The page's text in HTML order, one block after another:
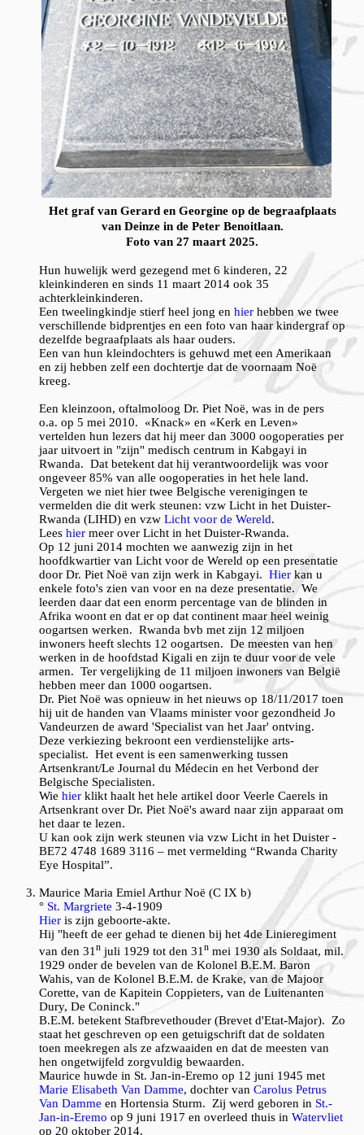
Het graf van Gerard en Georgine op de begraafplaats
van Deinze in de Peter Benoitlaan.
Foto van 27 maart 2025.
Hun huwelijk werd gezegend met 6 kinderen, 22
kleinkinderen en sinds 11 maart 2014 ook 35
achterkleinkinderen.
Een tweelingkindje stierf heel jong en hier hebben we twee
verschillende bidprentjes en een foto van haar kindergraf op
dezelfde begraafplaats als haar ouders.
Een van hun kleindochters is gehuwd met een Amerikaan
en zij hebben zelf een dochtertje dat de voornaam Noë
kreeg.
Een kleinzoon, oftalmoloog Dr. Piet Noë, was in de pers
o.a. op 5 mei 2010. «Knack» en «Kerk en Leven»
vertelden hun lezers dat hij meer dan 3000 oogoperaties per
jaar uitvoert in "zijn" medisch centrum in Kabgayi in
Rwanda. Dat betekent dat hij verantwoordelijk was voor
ongeveer 85% van alle oogoperaties in het hele land.
Vergeten we niet hier twee Belgische verenigingen te
vermelden die dit werk steunen: vzw Licht in het Duister-
Rwanda (LIHD) en vzw Licht voor de Wereld.
Lees hier meer over Licht in het Duister-Rwanda.
Op 12 juni 2014 mochten we aanwezig zijn in het
hoofdkwartier van Licht voor de Wereld op een presentatie
door Dr. Piet Noë van zijn werk in Kabgayi. Hier kan u
enkele foto's zien van voor en na deze presentatie. We
leerden daar dat een enorm percentage van de blinden in
Afrika woont en dat er op dat continent maar heel weinig
oogartsen werken. Rwanda bvb met zijn 12 miljoen
inwoners heeft slechts 12 oogartsen. De meesten van hen
werken in de hoofdstad Kigali en zijn te duur voor de vele
armen. Ter vergelijking de 11 miljoen inwoners van België
hebben meer dan 1000 oogartsen.
Dr. Piet Noë was opnieuw in het nieuws op 18/11/2017 toen
hij uit de handen van Vlaams minister voor gezondheid Jo
Vandeurzen de award 'Specialist van het Jaar' ontving.
Deze verkiezing bekroont een verdienstelijke arts-
specialist. Het event is een samenwerking tussen
Artsenkrant/Le Journal du Médecin en het Verbond der
Belgische Specialisten.
Wie hier klikt haalt het hele artikel door Veerle Caerels in
Artsenkrant over Dr. Piet Noë's award naar zijn apparaat om
het daar te lezen.
U kan ook zijn werk steunen via vzw Licht in het Duister -
BE72 4748 1689 3116 – met vermelding “Rwanda Charity
Eye Hospital”.
Maurice Maria Emiel Arthur Noë (C IX b)
° St. Margriete 3-4-1909
Hier is zijn geboorte-akte.
Hij "heeft de eer gehad te dienen bij het 4de Linieregiment
van den 31 n juli 1929 tot den 31 n mei 1930 als Soldaat, mil.
1929 onder de bevelen van de Kolonel B.E.M. Baron
Wahis, van de Kolonel B.E.M. de Krake, van de Majoor
Corette, van de Kapitein Coppieters, van de Luitenanten
Dury, De Coninck."
B.E.M. betekent Stafbrevethouder (Brevet d'Etat-Major). Zo
staat het geschreven op een getuigschrift dat de soldaten
toen meekregen als ze afzwaaiden en dat de meesten van
hen ongetwijfeld zorgvuldig bewaarden.
Maurice huwde in St. Jan-in-Eremo op 12 juni 1945 met
Marie Elisabeth Van Damme, dochter van Carolus Petrus
Van Damme en Hortensia Sturm. Zij werd geboren in St.-
Jan-in-Eremo op 9 juni 1917 en overleed thuis in Watervliet
op 20 oktober 2014.